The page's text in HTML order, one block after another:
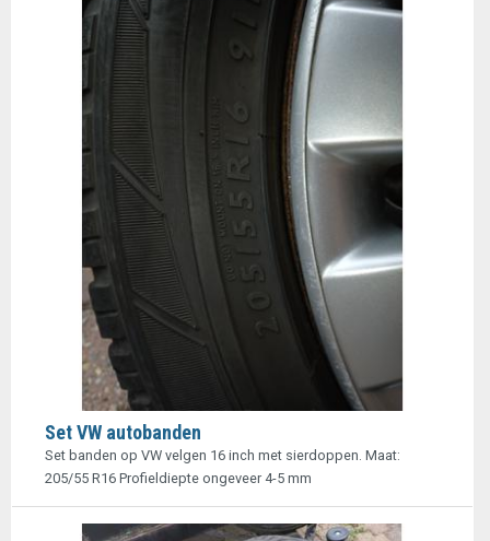
Set VW autobanden
Set banden op VW velgen 16 inch met sierdoppen. Maat:
205/55 R16 Profieldiepte ongeveer 4-5 mm